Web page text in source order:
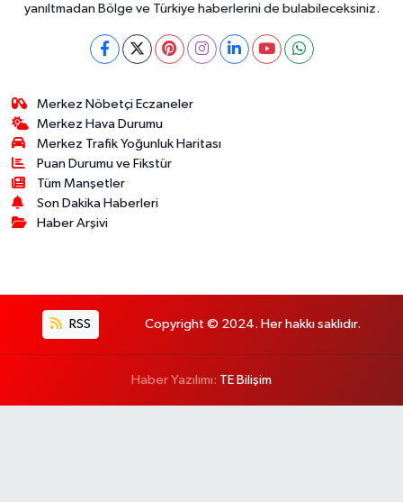
yanıltmadan Bölge ve Türkiye haberlerini de bulabileceksiniz.
Merkez Nöbetçi Eczaneler
Merkez Hava Durumu
Merkez Trafik Yoğunluk Haritası
Puan Durumu ve Fikstür
Tüm Manşetler
Son Dakika Haberleri
Haber Arşivi
RSS Copyright © 2024. Her hakkı saklıdır.
Haber Yazılımı: TE Bilişim